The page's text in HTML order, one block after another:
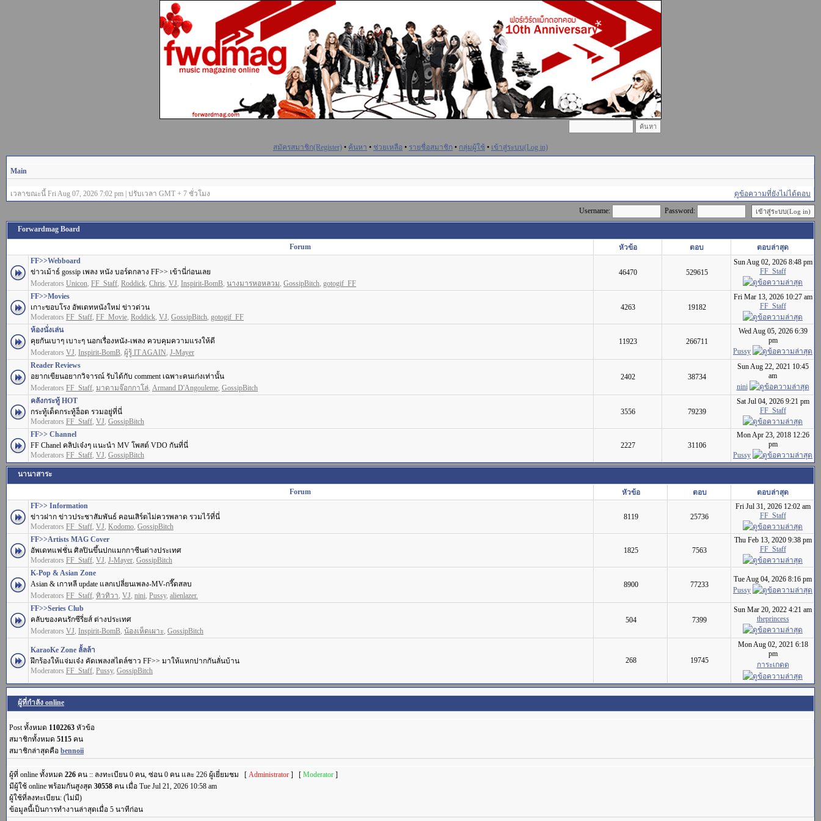
สมัครสมาชิก(Register) • ค้นหา • ช่วยเหลือ • รายชื่อสมาชิก • กลุ่มผู้ใช้ • เข้าสู่ระบบ(Log in)
Main
เวลาขณะนี้ Fri Aug 07, 2026 7:02 pm | ปรับเวลา GMT + 7 ชั่วโมง
ดูข้อความที่ยังไม่ได้ตอบ
Username:
Password:
Forwardmag Board
Forum หัวข้อ ตอบ
ตอบล่าสุด
FF>>Webboard
ข่าวเม้าธ์ gossip เพลง หนัง บอร์ดกลาง FF>> เข้านี่ก่อนเลย
Moderators Unicon, FF_Staff, Roddick, Chris, VJ, Inspirit-BomB, นางมารหอหลวม, GossipBitch, gotogif_FF
46470 529615
Sun Aug 02, 2026 8:48 pm
FF_Staff
FF>>Movies
เกาะขอบโรง อัพเดทหนังใหม่ ข่าวด่วน
Moderators FF_Staff, FF_Movie, Roddick, VJ, GossipBitch, gotogif_FF
4263 19182
Fri Mar 13, 2026 10:27 am
FF_Staff
ห้องนั่งเล่น
คุยกันเบาๆ เบาะๆ นอกเรื่องหนัง-เพลง ควบคุมความแรงให้ดี
Moderators VJ, Inspirit-BomB, ผู้รู้ IT AGAIN, J-Mayer
11923 266711
Wed Aug 05, 2026 6:39
pm
Pussy
Reader Reviews
อยากเขียนอยากวิจารณ์ รับได้กับ comment เฉพาะคนเก่งเท่านั้น
Moderators FF_Staff, มาดามจ๊อกกาโล่, Armand D'Angouleme, GossipBitch
2402 38734
Sun Aug 22, 2021 10:45
am
nini
คลังกระทู้ HOT
กระทู้เด็ดกระทู้ฮ็อต รวมอยู่ที่นี่
Moderators FF_Staff, VJ, GossipBitch
3556 79239
Sat Jul 04, 2026 9:21 pm
FF_Staff
FF>> Channel
FF Chanel คลิปเจ๋งๆ แนะนำ MV โพสต์ VDO กันที่นี่
Moderators FF_Staff, VJ, GossipBitch
2227 31106
Mon Apr 23, 2018 12:26
pm
Pussy
นานาสาระ
Forum หัวข้อ ตอบ
ตอบล่าสุด
FF>> Information
ข่าวฝาก ข่าวประชาสัมพันธ์ คอนเสิร์ตไม่ควรพลาด รวมไว้ที่นี่
Moderators FF_Staff, VJ, Kodomo, GossipBitch
8119 25736
Fri Jul 31, 2026 12:02 am
FF_Staff
FF>>Artists MAG Cover
อัพเดทแฟชั่น ศิลปินขึ้นปกแมกกาซีนต่างประเทศ
Moderators FF_Staff, VJ, J-Mayer, GossipBitch
1825 7563
Thu Feb 13, 2020 9:38 pm
FF_Staff
K-Pop & Asian Zone
Asian & เกาหลี update แลกเปลี่ยนเพลง-MV-กรี๊ดสลบ
Moderators FF_Staff, ทิวทิวา, VJ, nini, Pussy, alienlazer.
8900 77233
Tue Aug 04, 2026 8:16 pm
Pussy
FF>>Series Club
คลับของคนรักซีรี่ยส์ ต่างประเทศ
Moderators VJ, Inspirit-BomB, น้องเห็ดเผาะ, GossipBitch
504 7399
Sun Mar 20, 2022 4:21 am
theprincess
KaraoKe Zone ลั้ลล้า
ฝึกร้องให้แจ่มเจ๋ง คัดเพลงสไตล์ชาว FF>> มาให้แหกปากกันลั่นบ้าน
Moderators FF_Staff, Pussy, GossipBitch
268 19745
Mon Aug 02, 2021 6:18
pm
การะเกดด
ผู้ที่กำลัง online
Post ทั้งหมด 1102263 หัวข้อ
สมาชิกทั้งหมด 5115 คน
สมาชิกล่าสุดคือ bennoii
ผู้ที่ online ทั้งหมด 226 คน :: ลงทะเบียน 0 คน, ซ่อน 0 คน และ 226 ผู้เยี่ยมชม [ Administrator ] [ Moderator ]
มีผู้ใช้ online พร้อมกันสูงสุด 30558 คน เมื่อ Tue Jul 21, 2026 10:58 am
ผู้ใช้ที่ลงทะเบียน: (ไม่มี)
ข้อมูลนี้เป็นการทำงานล่าสุดเมื่อ 5 นาทีก่อน